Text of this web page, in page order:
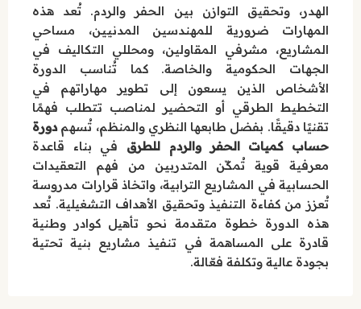
الهدر، وتحقيق التوازن بين الحفر والردم. تُعد هذه
المهارات ضرورية للمهندسين المدنيين، مساحي
المشاريع، مشرفي المقاولين، ومحللي التكاليف في
الجهات الحكومية والخاصة. كما تُناسب الدورة
الأشخاص الذين يسعون إلى تطوير مهاراتهم في
التخطيط الطرقي أو التحضير لمناصب تتطلب فهمًا
تقنيًا دقيقًا. بفضل طابعها النظري والمنظم، تُسهمدورة
حساب كميات الحفر والردم للطرق في بناء قاعدة
معرفية قوية تُمكّن المتدربين من فهم التعقيدات
الحسابية في المشاريع الترابية، واتخاذ قرارات مدروسة
تُعزز من كفاءة التنفيذ وتحقيق الأهداف التشغيلية. تُعد
هذه الدورة خطوة متقدمة نحو تأهيل كوادر وطنية
قادرة على المساهمة في تنفيذ مشاريع بنية تحتية
بجودة عالية وتكلفة فعّالة.